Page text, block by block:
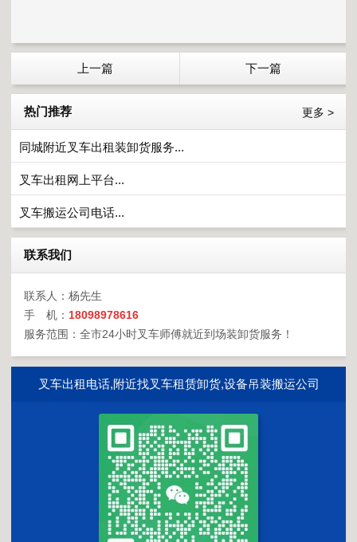
上一篇 下一篇
热门推荐 更多 >
同城附近叉车出租装卸货服务...
叉车出租网上平台...
叉车搬运公司电话...
联系我们
联系人：杨先生
手 机： 18098978616
服务范围：全市24小时叉车师傅就近到场装卸货服务！
叉车出租电话,附近找叉车租赁卸货,设备吊装搬运公司